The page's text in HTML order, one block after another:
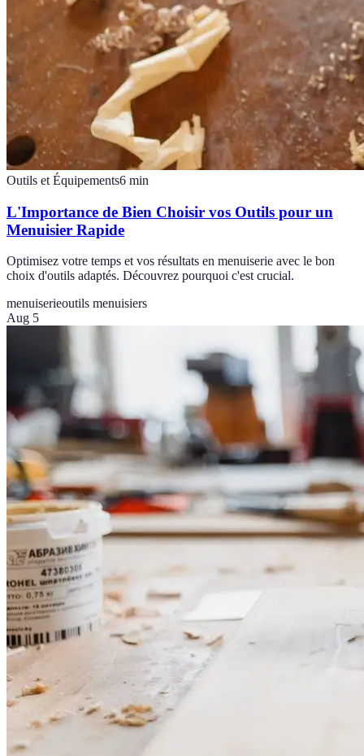
Outils et Équipements6 min
L'Importance de Bien Choisir vos Outils pour un
Menuisier Rapide
Optimisez votre temps et vos résultats en menuiserie avec le bon
choix d'outils adaptés. Découvrez pourquoi c'est crucial.
menuiserieoutils menuisiers
Aug 5